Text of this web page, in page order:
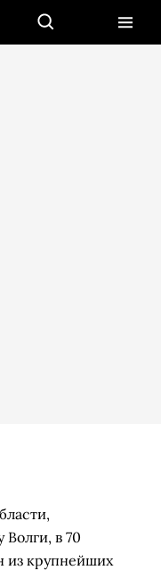
в 70
из крупнейших